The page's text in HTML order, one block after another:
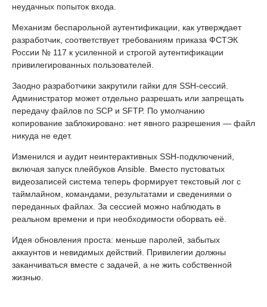
неудачных попыток входа.
Механизм беспарольной аутентификации, как утверждает
разработчик, соответствует требованиям приказа ФСТЭК
России № 117 к усиленной и строгой аутентификации
привилегированных пользователей.
Заодно разработчики закрутили гайки для SSH-сессий.
Администратор может отдельно разрешать или запрещать
передачу файлов по SCP и SFTP. По умолчанию
копирование заблокировано: нет явного разрешения — файл
никуда не едет.
Изменился и аудит неинтерактивных SSH-подключений,
включая запуск плейбуков Ansible. Вместо пустоватых
видеозаписей система теперь формирует текстовый лог с
таймлайном, командами, результатами и сведениями о
переданных файлах. За сессией можно наблюдать в
реальном времени и при необходимости оборвать её.
Идея обновления проста: меньше паролей, забытых
аккаунтов и невидимых действий. Привилегии должны
заканчиваться вместе с задачей, а не жить собственной
жизнью.